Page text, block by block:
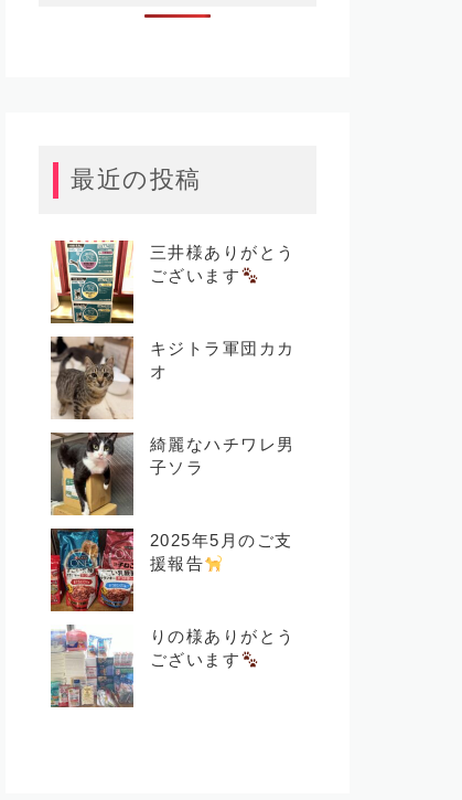
最近の投稿
三井様ありがとう
ございます
キジトラ軍団カカ
オ
綺麗なハチワレ男
子ソラ
2025年5月のご支
援報告
りの様ありがとう
ございます